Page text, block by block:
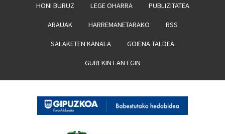
HONI BURUZ LEGE OHARRA PUBLIZITATEA
ARAUAK HARREMANETARAKO RSS
SALAKETEN KANALA GOIENA TALDEA
GUREKIN LAN EGIN